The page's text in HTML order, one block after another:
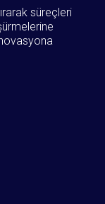
süreçleri